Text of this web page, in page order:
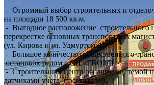
- Огромный выбор строительных и
на площади 18 500 кв.м.
- Выгодное расположение строительного
перекрестке основных транспортных
(ул. Кирова и ул. Удмуртской).
- Большое количество общественного
остановок рядом с СЦ «ГВОЗДЬ».
- Строительный центр оснащен системой
датчиками учета посетителей.